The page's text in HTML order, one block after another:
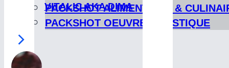
PACKSHOT ALIMENTAIRE &
PACKSHOT OEUVRE ARTISTIQUE
VITALIC AKA DIMA